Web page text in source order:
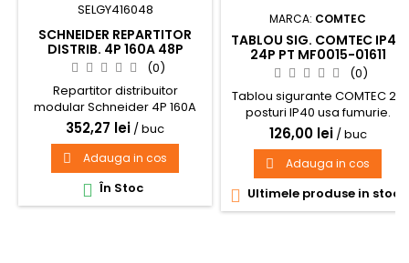
SCHNEIDER REPARTITOR
DISTRIB. 4P 160A 48P
SELGY416048
(0)
Repartitor distribuitor
modular Schneider 4P 160A
48x, pentru tablouri electrice
352,27 lei / buc
 Adauga in cos
 În Stoc
MARCA: COMTEC
TABLOU SIG. COMTEC IP40
24P PT MF0015-01611
(0)
Tablou sigurante COMTEC 24
posturi IP40 usa fumurie.
Montaj aplicat.
126,00 lei / buc
 Adauga in cos
 Ultimele produse in stoc